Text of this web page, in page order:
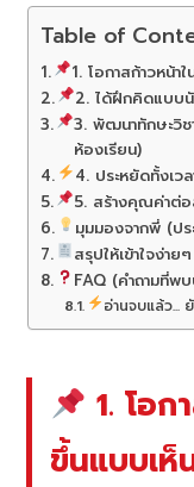
Table of
1. โอกาสก้าวหน้า
2. ได้ฝึกคิดแบบ
3. พัฒนาทักษะวิช
ห้องเรียน)
4. ประหยัดทั้งเว
5. สร้างคุณค่าต่
มุมมองจากพี่ (ป
สรุปให้เข้าใจง่ายๆ
FAQ (คำถามที่พ
อ่านจบแล้ว...
1. โอก
ขึ้นแบบเห็